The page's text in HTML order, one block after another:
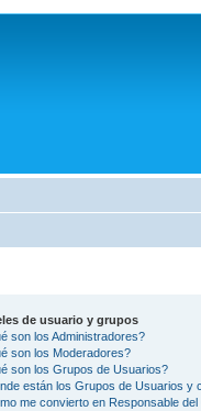
de usuario y grupos
son los Administradores?
son los Moderadores?
son los Grupos de Usuarios?
están los Grupos de Usuarios y
me convierto en Responsable del